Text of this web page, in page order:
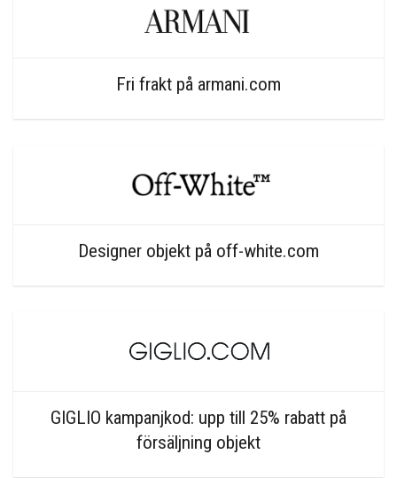
Fri frakt på armani.com
Designer objekt på off-white.com
GIGLIO kampanjkod: upp till 25% rabatt på
försäljning objekt